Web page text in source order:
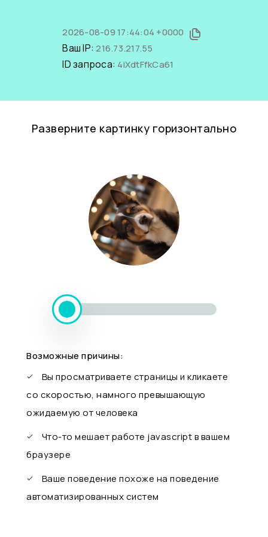
2026-08-09 17:44:04 +0000
Ваш IP:216.73.217.55
ID запроса: 4iXdtFfkCa61
Разверните картинку горизонтально
Возможные причины:
Вы просматриваете страницы и кликаете
со скоростью, намного превышающую
ожидаемую от человека
Что-то мешает работе javascript в вашем
браузере
Ваше поведение похоже на поведение
автоматизированных систем